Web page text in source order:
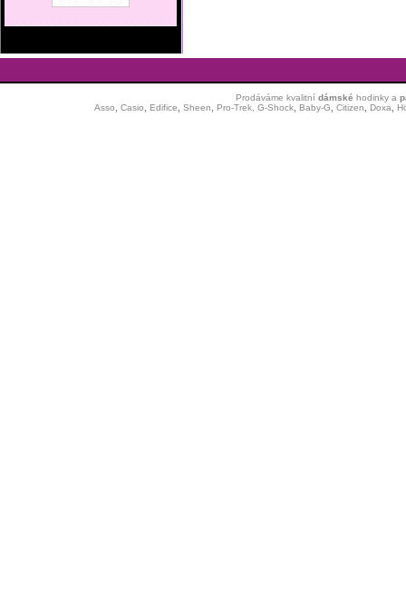
Prodáváme kvalitní dámské hodinkya
Asso
Casio Edifice Sheen Pro-Trek, G-Shock, Baby-G Citizen Doxa